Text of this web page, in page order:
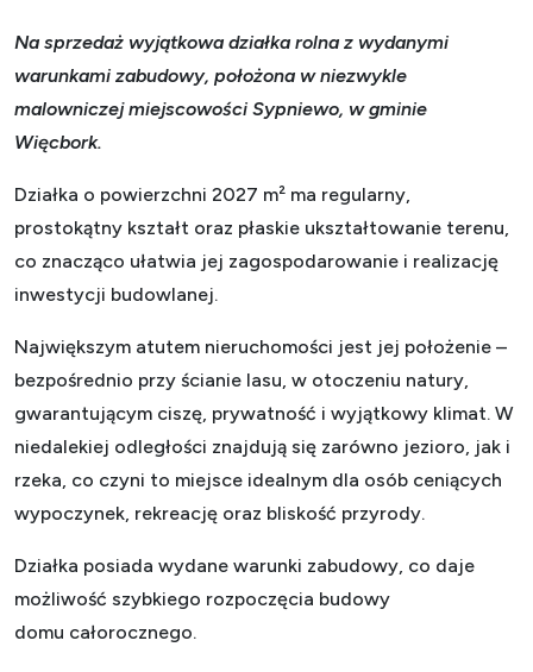
Na sprzedaż wyjątkowa działka rolna z wydanymi
warunkami zabudowy, położona w niezwykle
malowniczej miejscowości Sypniewo, w gminie
Więcbork.
Działka o powierzchni 2027 m² ma regularny,
prostokątny kształt oraz płaskie ukształtowanie terenu,
co znacząco ułatwia jej zagospodarowanie i realizację
inwestycji budowlanej.
Największym atutem nieruchomości jest jej położenie –
bezpośrednio przy ścianie lasu, w otoczeniu natury,
gwarantującym ciszę, prywatność i wyjątkowy klimat. W
niedalekiej odległości znajdują się zarówno jezioro, jak i
rzeka, co czyni to miejsce idealnym dla osób ceniących
wypoczynek, rekreację oraz bliskość przyrody.
Działka posiada wydane warunki zabudowy, co daje
możliwość szybkiego rozpoczęcia budowy
domu całorocznego.